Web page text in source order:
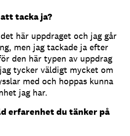
tacka ja?
här uppdraget och jag går
men jag tackade ja efter
den här typen av uppdrag
tycker väldigt mycket om
med och hoppas kunna
jag har.
erfarenhet du tänker på